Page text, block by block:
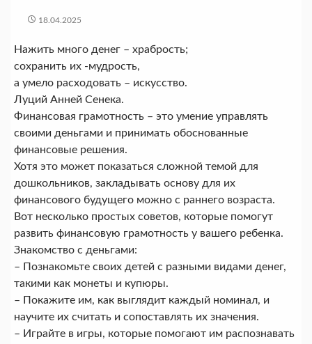
18.04.2025
Нажить много денег – храбрость;
сохранить их -мудрость,
а умело расходовать – искусство.
Луций Анней Сенека.
Финансовая грамотность – это умение управлять
своими деньгами и принимать обоснованные
финансовые решения.
Хотя это может показаться сложной темой для
дошкольников, закладывать основу для их
финансового будущего можно с раннего возраста.
Вот несколько простых советов, которые помогут
развить финансовую грамотность у вашего ребенка.
Знакомство с деньгами:
– Познакомьте своих детей с разными видами денег,
такими как монеты и купюры.
– Покажите им, как выглядит каждый номинал, и
научите их считать и сопоставлять их значения.
– Играйте в игры, которые помогают им распознавать